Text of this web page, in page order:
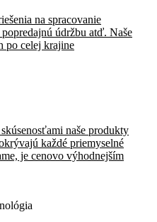
na spracovanie
údržbu atď. Naše
po celej krajine
naše produkty
každé priemyselné
je cenovo výhodnejším